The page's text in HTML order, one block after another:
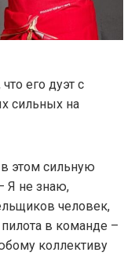
его дуэт с
сильных на
этом сильную
Я не знаю,
человек,
в команде –
коллективу